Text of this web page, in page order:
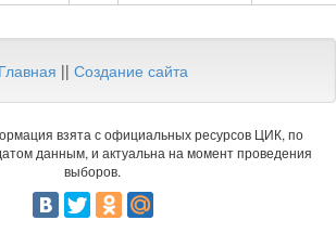
Главная || Создание сайта
взята с официальных ресурсов ЦИК, по
данным, и актуальна на момент проведения
выборов.